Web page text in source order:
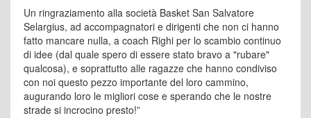
Un ringraziamento alla società Basket San Salvatore
Selargius, ad accompagnatori e dirigenti che non ci hanno
fatto mancare nulla, a coach Righi per lo scambio continuo
di idee (dal quale spero di essere stato bravo a "rubare"
qualcosa), e soprattutto alle ragazze che hanno condiviso
con noi questo pezzo importante del loro cammino,
augurando loro le migliori cose e sperando che le nostre
strade si incrocino presto!”